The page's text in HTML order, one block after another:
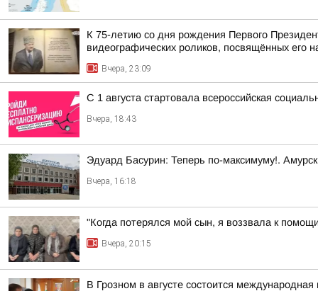
К 75-летию со дня рождения Первого
видеографических роликов, посвящённых его
Вчера, 23:09
С 1 августа стартовала всероссийская
Вчера, 18:43
Эдуард Басурин: Теперь по-максимуму!.
Вчера, 16:18
"Когда потерялся мой сын, я воззвала к
Вчера, 20:15
В Грозном в августе состоится